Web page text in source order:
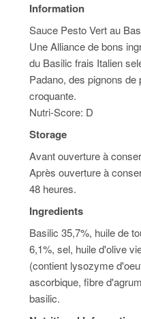
Information
Sauce Pesto Vert au
Une Alliance de bons
du Basilic frais Italien
Padano, des pignons
croquante.
Nutri-Score: D
Storage
Avant ouverture à
Après ouverture à
48 heures.
Ingredients
Basilic 35,7%, huile de
6,1%, sel, huile d'olive
(contient lysozyme
ascorbique, fibre
basilic.